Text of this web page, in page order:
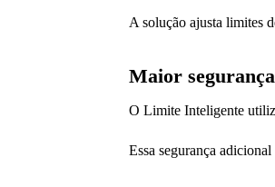
A solução ajusta limites
Maior
O Limite Inteligente
Essa segurança